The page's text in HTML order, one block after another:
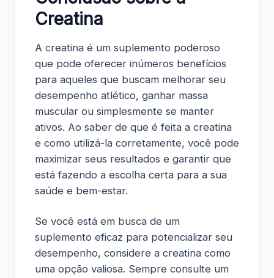
Creatina
A creatina é um suplemento poderoso
que pode oferecer inúmeros benefícios
para aqueles que buscam melhorar seu
desempenho atlético, ganhar massa
muscular ou simplesmente se manter
ativos. Ao saber de que é feita a creatina
e como utilizá-la corretamente, você pode
maximizar seus resultados e garantir que
está fazendo a escolha certa para a sua
saúde e bem-estar.
Se você está em busca de um
suplemento eficaz para potencializar seu
desempenho, considere a creatina como
uma opção valiosa. Sempre consulte um